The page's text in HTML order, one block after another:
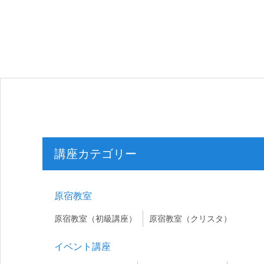
講座カテゴリー
原宿教室
原宿教室（初級講座） 原宿教室（クリスタ）
イベント講座